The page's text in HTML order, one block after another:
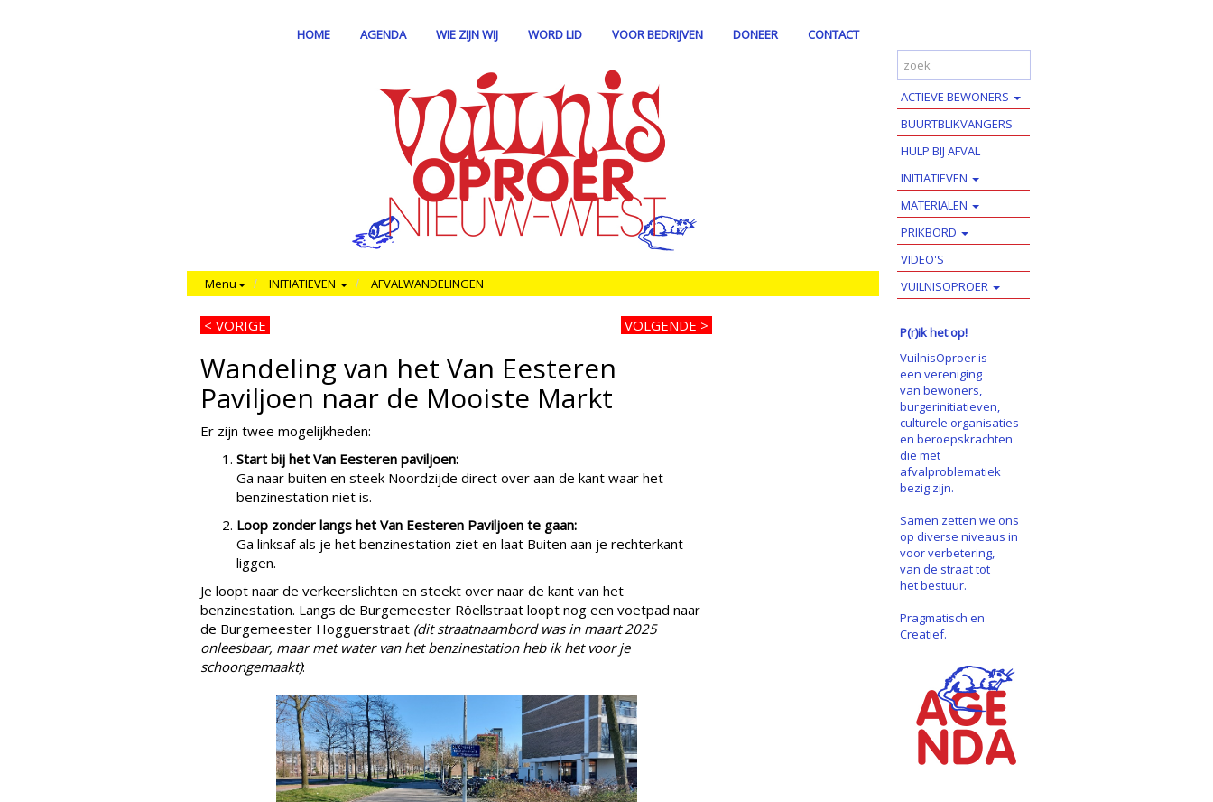
HOME AGENDA WIE ZIJN WIJ WORD LID VOOR BEDRIJVEN DONEER CONTACT
Menu INITIATIEVEN AFVALWANDELINGEN
< VORIGE VOLGENDE >
Wandeling van het Van Eesteren
Paviljoen naar de Mooiste Markt
Er zijn twee mogelijkheden:
Start bij het Van Eesteren paviljoen:
Ga naar buiten en steek Noordzijde direct over aan de kant waar het
benzinestation niet is.
Loop zonder langs het Van Eesteren Paviljoen te gaan:
Ga linksaf als je het benzinestation ziet en laat Buiten aan je rechterkant
liggen.
Je loopt naar de verkeerslichten en steekt over naar de kant van het
benzinestation. Langs de Burgemeester Röellstraat loopt nog een voetpad naar
de Burgemeester Hogguerstraat (dit straatnaambord was in maart 2025
onleesbaar, maar met water van het benzinestation heb ik het voor je
schoongemaakt):
ACTIEVE BEWONERS
BUURTBLIKVANGERS
HULP BIJ AFVAL
INITIATIEVEN
MATERIALEN
PRIKBORD
VIDEO'S
VUILNISOPROER
P(r)ik het op!
VuilnisOproer is
een vereniging
van bewoners,
burgerinitiatieven,
culturele organisaties
en beroepskrachten
die met
afvalproblematiek
bezig zijn.
Samen zetten we ons
op diverse niveaus in
voor verbetering,
van de straat tot
het bestuur.
Pragmatisch en
Creatief.